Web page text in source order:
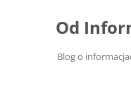
Od
Blog o